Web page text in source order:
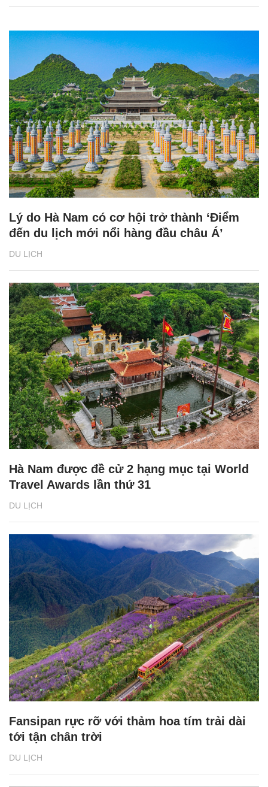
DU LỊCH
Lý do Hà Nam có cơ hội trở thành ‘Điểm
đến du lịch mới nổi hàng đầu châu Á’
DU LỊCH
Hà Nam được đề cử 2 hạng mục tại World
Travel Awards lần thứ 31
DU LỊCH
Fansipan rực rỡ với thảm hoa tím trải dài
tới tận chân trời